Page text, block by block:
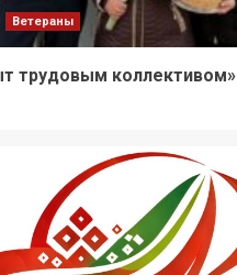
Ветераны
трудовым коллективом»